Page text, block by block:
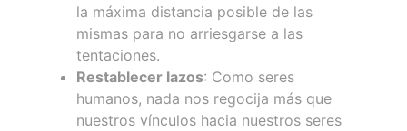
la máxima distancia posible de las
mismas para no arriesgarse a las
tentaciones.
Restablecer lazos: Como seres
humanos, nada nos regocija más que
nuestros vínculos hacia nuestros seres